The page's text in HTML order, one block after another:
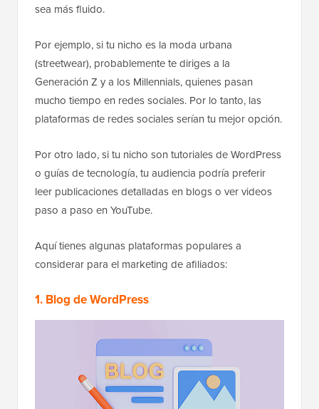
sea más fluido.
Por ejemplo, si tu nicho es la moda urbana
(streetwear), probablemente te diriges a la
Generación Z y a los Millennials, quienes pasan
mucho tiempo en redes sociales. Por lo tanto, las
plataformas de redes sociales serían tu mejor opción.
Por otro lado, si tu nicho son tutoriales de WordPress
o guías de tecnología, tu audiencia podría preferir
leer publicaciones detalladas en blogs o ver videos
paso a paso en YouTube.
Aquí tienes algunas plataformas populares a
considerar para el marketing de afiliados:
1. Blog de WordPress